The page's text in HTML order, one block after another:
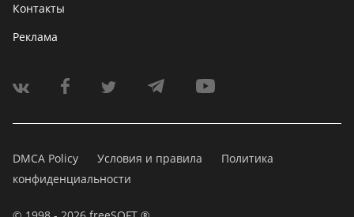
Контакты
Реклама
DMCA Policy Условия и правила
Политика
конфиденциальности